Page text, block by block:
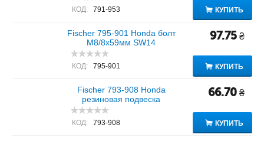
КОД: 791-953 КУПИТЬ
Fischer 795-901 Honda болт
M8/8x59мм SW14
КОД: 795-901
97.75 ₴
КУПИТЬ
Fischer 793-908 Honda
резиновая подвеска
КОД: 793-908
66.70 ₴
КУПИТЬ